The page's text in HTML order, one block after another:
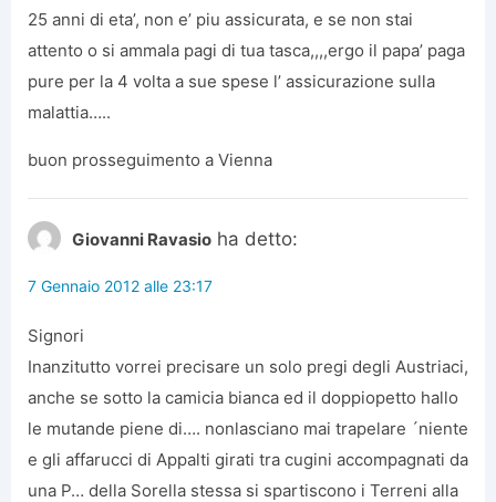
25 anni di eta’, non e’ piu assicurata, e se non stai
attento o si ammala pagi di tua tasca,,,,ergo il papa’ paga
pure per la 4 volta a sue spese l’ assicurazione sulla
malattia…..
buon prosseguimento a Vienna
Giovanni Ravasio ha detto:
7 Gennaio 2012 alle 23:17
Signori
Inanzitutto vorrei precisare un solo pregi degli Austriaci,
anche se sotto la camicia bianca ed il doppiopetto hallo
le mutande piene di…. nonlasciano mai trapelare ´niente
e gli affarucci di Appalti girati tra cugini accompagnati da
una P… della Sorella stessa si spartiscono i Terreni alla